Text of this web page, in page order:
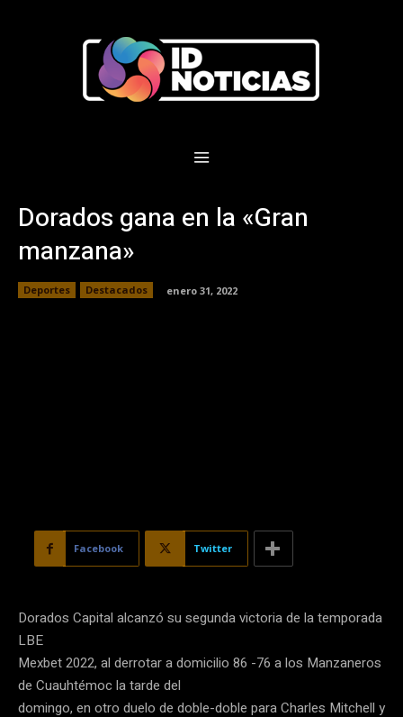
Dorados gana en la «Gran
manzana»
Deportes Destacados enero 31, 2022
Facebook Twitter
Dorados Capital alcanzó su segunda victoria de la temporada
LBE
Mexbet 2022, al derrotar a domicilio 86 -76 a los Manzaneros
de Cuauhtémoc la tarde del
domingo, en otro duelo de doble-doble para Charles Mitchell y